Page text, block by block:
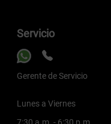
Servicio
Gerente de Servicio
Lunes a Viernes
7:30 a.m. - 6:30 p.m.